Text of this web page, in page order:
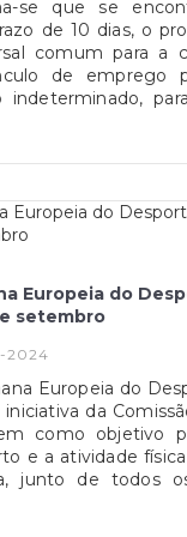
e a
Nutricionistas. Fonte:
Social de
a proposta 86/
celebração de
Gil Vicente –
Graça.7)
Escrita da
para a
de intervenção
será
de Assistente
se que se
de 10 dias, o
comum para a
de emprego
indeterminado,
com o n.º
da Bolsa de
com o
de candidatura
concursais,
na área de
Recrutamento.
Europeia do
setembro
2024
Europeia do
da
como objetivo
e a atividade
junto de todos
sentido são